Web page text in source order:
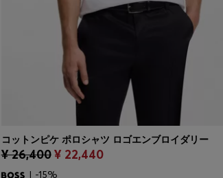
クイックショッピング
コットンピケ ポロシャツ ロゴエンブロイダリー
¥ 26,400¥ 22,440
| -15%